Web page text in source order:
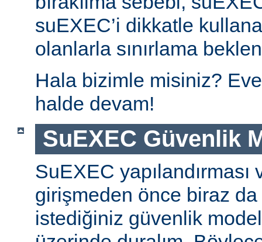
suEXEC’i dikkatle
olanlarla sınırlama
Hala bizimle misiniz?
halde devam!
SuEXEC Güvenlik
SuEXEC
girişmeden önce biraz
istediğiniz güvenlik